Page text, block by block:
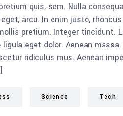
quis, sem. Nulla
arcu. In enim justo,
pretium. Integer tincidunt.
ligula eget dolor. Aenean
ridiculus mus. Aenean
Science Tech